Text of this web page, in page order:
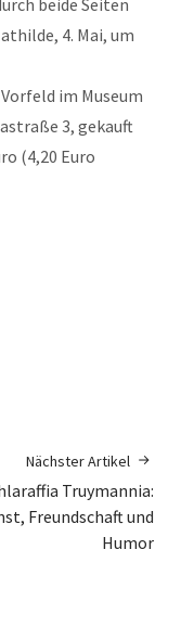
beide Seiten
4. Mai, um
im Museum
3, gekauft
(4,20 Euro
Nächster Artikel
Truymannia:
Freundschaft und
Humor